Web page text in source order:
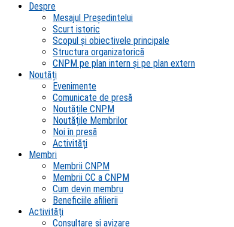
Despre
Mesajul Președintelui
Scurt istoric
Scopul şi obiectivele principale
Structura organizatorică
CNPM pe plan intern şi pe plan extern
Noutăți
Evenimente
Comunicate de presă
Noutățile CNPM
Noutățile Membrilor
Noi în presă
Activități
Membri
Membrii CNPM
Membrii CC a CNPM
Cum devin membru
Beneficiile afilierii
Activități
Consultare și avizare